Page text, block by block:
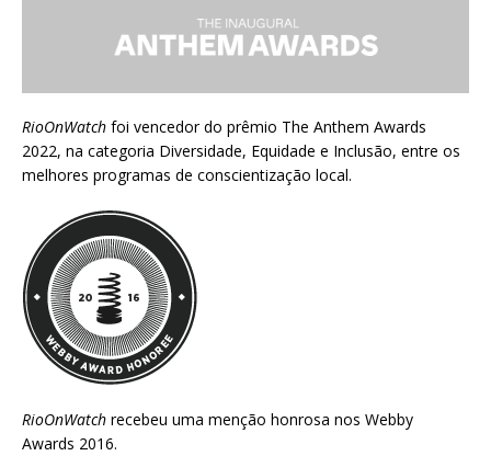
RioOnWatch foi vencedor do prêmio The Anthem Awards
2022, na categoria Diversidade, Equidade e Inclusão, entre os
melhores programas de conscientização local.
RioOnWatch recebeu uma menção honrosa nos Webby
Awards 2016.